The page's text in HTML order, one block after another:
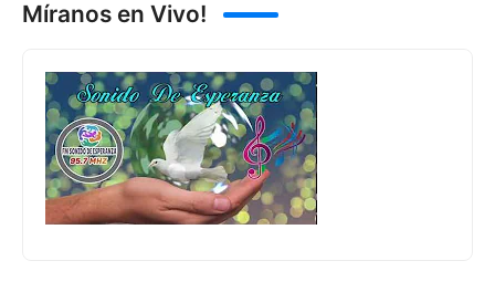
Míranos en Vivo!